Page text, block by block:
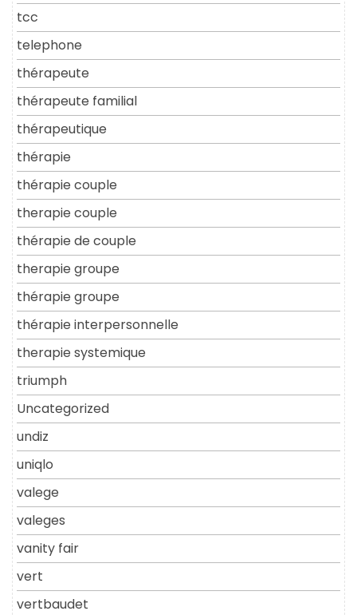
tcc
telephone
thérapeute
thérapeute familial
thérapeutique
thérapie
thérapie couple
therapie couple
thérapie de couple
therapie groupe
thérapie groupe
thérapie interpersonnelle
therapie systemique
triumph
Uncategorized
undiz
uniqlo
valege
valeges
vanity fair
vert
vertbaudet